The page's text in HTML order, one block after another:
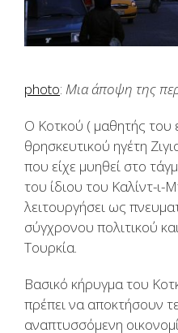
photo: Μια άποψη της
Ο Κοτκού ( μαθητής του
θρησκευτικού ηγέτη
που είχε μυηθεί στο
του ίδιου του Καλίντ-ι-
λειτουργήσει ως
σύγχρονου πολιτικού
Τουρκία.
Βασικό κήρυγμα του
πρέπει να αποκτήσουν
αναπτυσσόμενη